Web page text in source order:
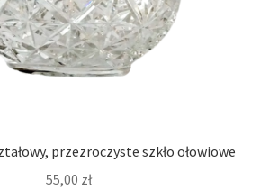
przezroczyste szkło ołowiowe
55,00 zł